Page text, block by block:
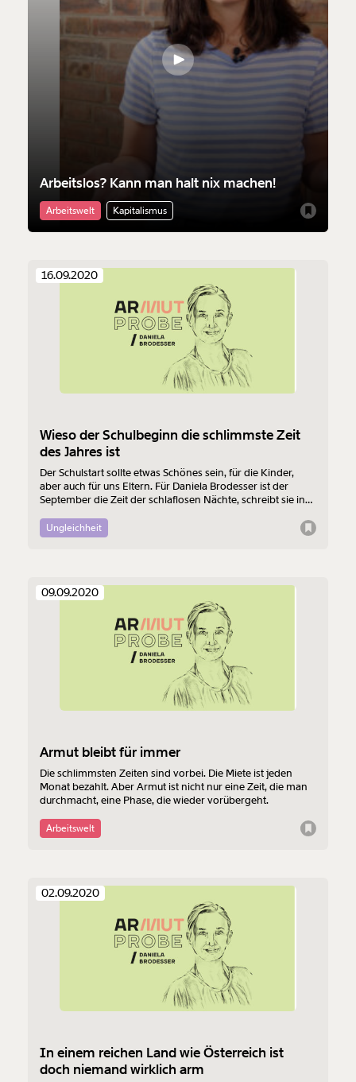
Arbeitslos? Kann man halt nix machen!
Arbeitswelt Kapitalismus
16.09.2020
Wieso der Schulbeginn die schlimmste Zeit
des Jahres ist
Der Schulstart sollte etwas Schönes sein, für die Kinder,
aber auch für uns Eltern. Für Daniela Brodesser ist der
September die Zeit der schlaflosen Nächte, schreibt sie in
Ungleichheit
09.09.2020
Armut bleibt für immer
Die schlimmsten Zeiten sind vorbei. Die Miete ist jeden
Monat bezahlt. Aber Armut ist nicht nur eine Zeit, die man
durchmacht, eine Phase, die wieder vorübergeht.
Arbeitswelt
02.09.2020
In einem reichen Land wie Österreich ist
doch niemand wirklich arm